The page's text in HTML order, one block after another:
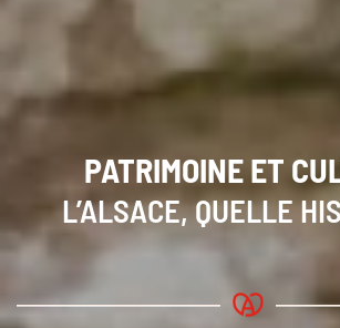
PATRIMOINE ET
L’ALSACE, QUELLE